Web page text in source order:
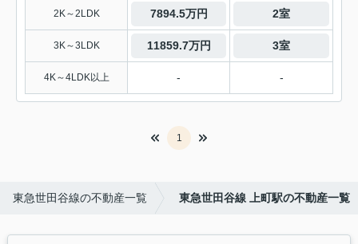
2K～2LDK 7894.5万円 2室
3K～3LDK 11859.7万円 3室
4K～4LDK以上 - -
1
東急世田谷線の不動産一覧 東急世田谷線 上町駅の不動産一覧